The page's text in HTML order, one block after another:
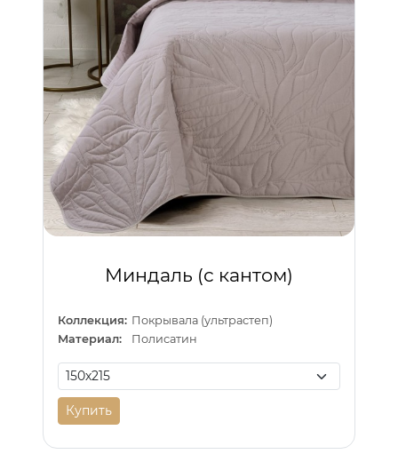
Миндаль (с кантом)
Коллекция: Покрывала (ультрастеп)
Материал:
Полисатин
Купить